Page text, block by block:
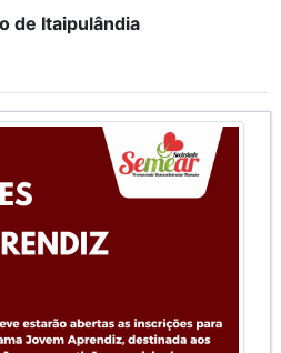
de Itaipulândia